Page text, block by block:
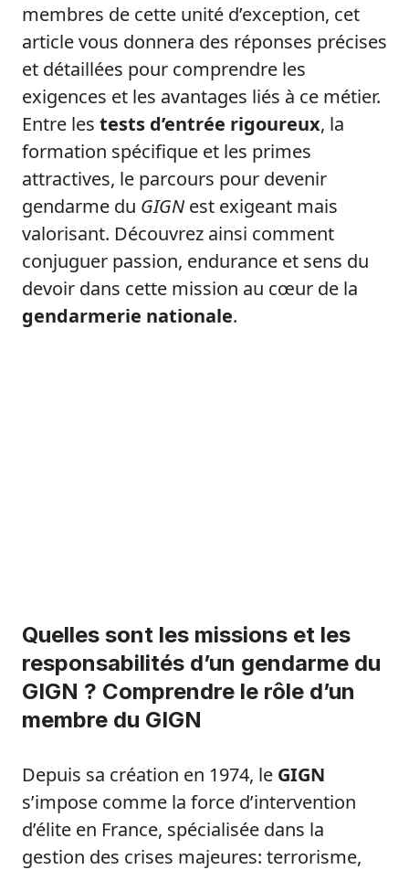
membres de cette unité d’exception, cet
article vous donnera des réponses précises
et détaillées pour comprendre les
exigences et les avantages liés à ce métier.
Entre les tests d’entrée rigoureux, la
formation spécifique et les primes
attractives, le parcours pour devenir
gendarme du GIGNest exigeant mais
valorisant. Découvrez ainsi comment
conjuguer passion, endurance et sens du
devoir dans cette mission au cœur de la
gendarmerie nationale.
Quelles sont les missions et les
responsabilités d’un gendarme du
GIGN ? Comprendre le rôle d’un
membre du GIGN
Depuis sa création en 1974, le GIGN
s’impose comme la force d’intervention
d’élite en France, spécialisée dans la
gestion des crises majeures: terrorisme,